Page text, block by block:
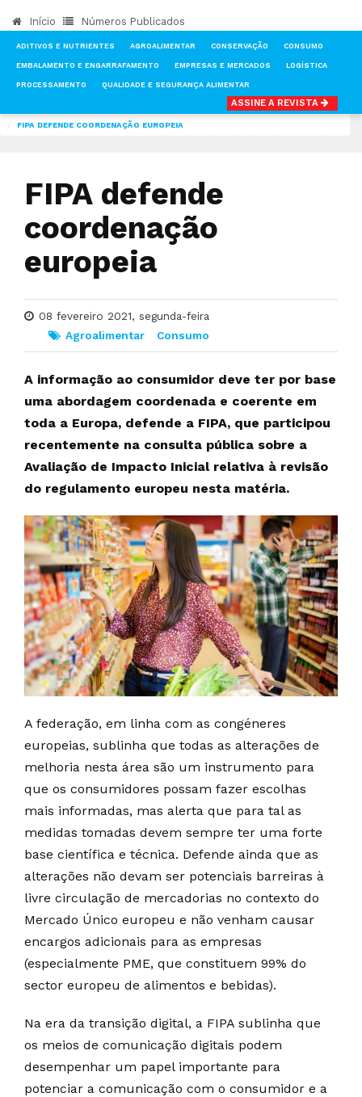
Início Números Publicados
ADITIVOS E NUTRIENTES AGROALIMENTAR CONSERVAÇÃO CONSUMO
EMBALAMENTO E ENGARRAFAMENTO EMPRESAS E MERCADOS LOGÍSTICA
PROCESSAMENTO QUALIDADE E SEGURANÇA ALIMENTAR
ASSINE A REVISTA
FIPA DEFENDE COORDENAÇÃO EUROPEIA
FIPA defende
coordenação
europeia
08 fevereiro 2021, segunda-feira
Agroalimentar
Consumo
A informação ao consumidor deve ter por base
uma abordagem coordenada e coerente em
toda a Europa, defende a FIPA, que participou
recentemente na consulta pública sobre a
Avaliação de Impacto Inicial relativa à revisão
do regulamento europeu nesta matéria.
A federação, em linha com as congéneres
europeias, sublinha que todas as alterações de
melhoria nesta área são um instrumento para
que os consumidores possam fazer escolhas
mais informadas, mas alerta que para tal as
medidas tomadas devem sempre ter uma forte
base científica e técnica. Defende ainda que as
alterações não devam ser potenciais barreiras à
livre circulação de mercadorias no contexto do
Mercado Único europeu e não venham causar
encargos adicionais para as empresas
(especialmente PME, que constituem 99% do
sector europeu de alimentos e bebidas).
Na era da transição digital, a FIPA sublinha que
os meios de comunicação digitais podem
desempenhar um papel importante para
potenciar a comunicação com o consumidor e a